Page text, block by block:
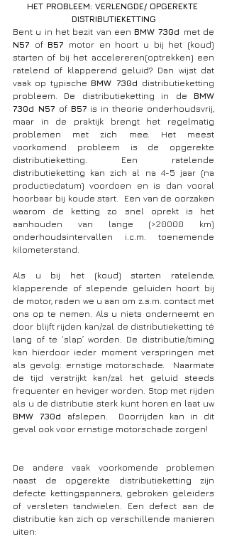
HET PROBLEEM: VERLENGDE/ OPGEREKTE
DISTRIBUTIEKETTING
Bent u in het bezit van een BMW 730d
N57 of B57 motor en hoort u bij het (koud)
starten of bij het accelereren(optrekken) een
ratelend of klapperend geluid? Dan wijst dat
vaak op typische BMW 730d distributieketting
probleem. De distributieketting in de BMW
730d N57 of B57 is in theorie onderhoudsvrij,
maar in de praktijk brengt het regelmatig
problemen met zich mee. Het meest
voorkomend probleem is de opgerekte
distributieketting. Een ratelende
distributieketting kan zich al na 4-5 jaar (na
productiedatum) voordoen en is dan vooral
hoorbaar bij koude start.  Een van de oorzaken
waarom de ketting zo snel oprekt is het
aanhouden van lange (>20000 km)
onderhoudsintervallen i.c.m. toenemende
kilometerstand.
Als u bij het (koud) starten ratelende,
klapperende of slepende geluiden hoort bij
de motor, raden we u aan om z.s.m. contact met
ons op te nemen. Als u niets onderneemt en
door blijft rijden kan/zal de distributieketting té
lang of te ‘slap’ worden. De distributie/timing
kan hierdoor ieder moment verspringen met
als gevolg: ernstige motorschade.  Naarmate
de tijd verstrijkt kan/zal het geluid steeds
frequenter en heviger worden. Stop met rijden
BMW 730d afslepen.  Doorrijden kan in dit
geval ook voor ernstige motorschade zorgen!
De andere vaak voorkomende problemen
naast de opgerekte distributieketting zijn
defecte kettingspanners, gebroken geleiders
of versleten tandwielen. Een defect aan de
distributie kan zich op verschillende manieren
uiten: